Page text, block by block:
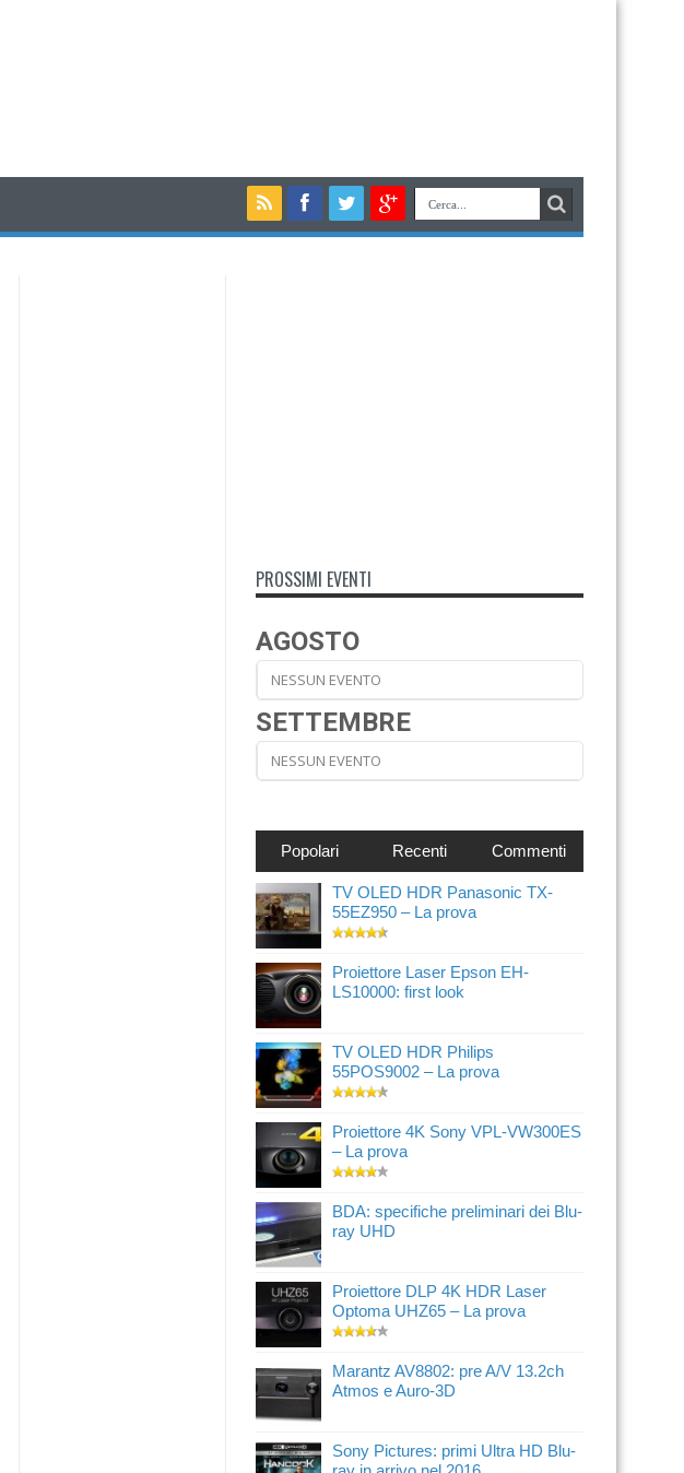
PROSSIMI EVENTI
AGOSTO
NESSUN EVENTO
SETTEMBRE
NESSUN EVENTO
Popolari Recenti Commenti
TV OLED HDR Panasonic TX-
55EZ950 – La prova
Proiettore Laser Epson EH-
LS10000: first look
TV OLED HDR Philips
55POS9002 – La prova
Proiettore 4K Sony VPL-VW300ES
– La prova
BDA: specifiche preliminari dei Blu-
ray UHD
Proiettore DLP 4K HDR Laser
Optoma UHZ65 – La prova
Marantz AV8802: pre A/V 13.2ch
Atmos e Auro-3D
Sony Pictures: primi Ultra HD Blu-